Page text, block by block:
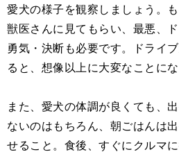
愛犬の様子を観察しましょう。
獣医さんに見てもらい、最悪、
勇気・決断も必要です。ドライ
ると、想像以上に大変なことにな
また、愛犬の体調が良くても、
ないのはもちろん、朝ごはんは
せること。食後、すぐにクルマ